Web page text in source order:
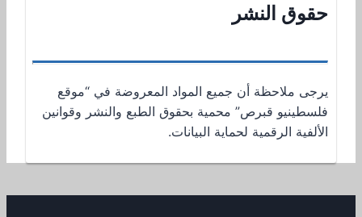
حقوق النشر
يرجى ملاحظة أن جميع المواد المعروضة في “موقع
فلسطينيو قبرص” محمية بحقوق الطبع والنشر وقوانين
الألفية الرقمية لحماية البيانات.